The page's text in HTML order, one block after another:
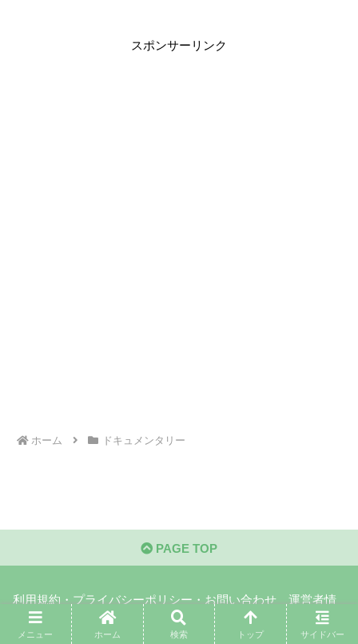
スポンサーリンク
ホーム ドキュメンタリー
PAGE TOP
利用規約・プライバシーポリシー・お問い合わせ
運営者情
メニュー ホーム 検索 トップ サイドバー